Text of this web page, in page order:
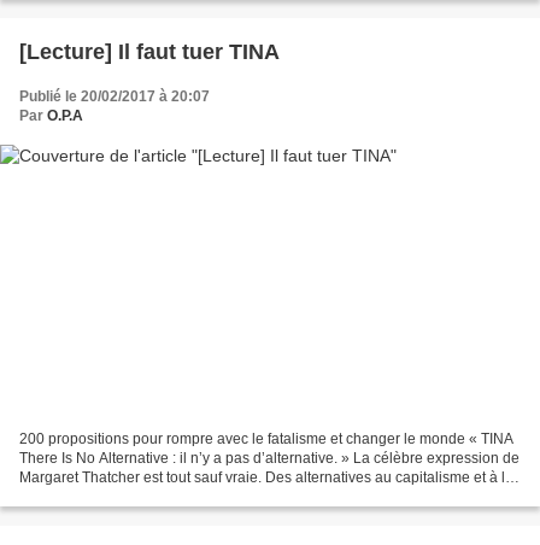
[Lecture] Il faut tuer TINA
Publié le 20/02/2017 à 20:07
Par O.P.A
200 propositions pour rompre avec le fatalisme et changer le monde « TINA
There Is No Alternative : il n’y a pas d’alternative. » La célèbre expression de
Margaret Thatcher est tout sauf vraie. Des alternatives au capitalisme et à la